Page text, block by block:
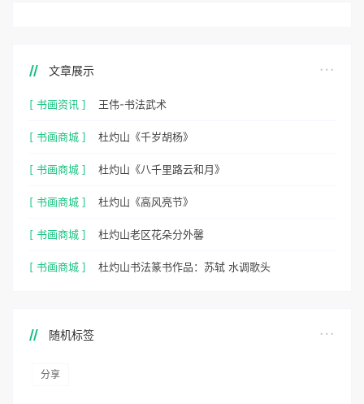
文章展示
[ 书画资讯 ] 王伟-书法武术
[ 书画商城 ] 杜灼山《千岁胡杨》
[ 书画商城 ] 杜灼山《八千里路云和月》
[ 书画商城 ] 杜灼山《高风亮节》
[ 书画商城 ] 杜灼山老区花朵分外馨
[ 书画商城 ] 杜灼山书法篆书作品：苏轼 水调歌头
随机标签
分享